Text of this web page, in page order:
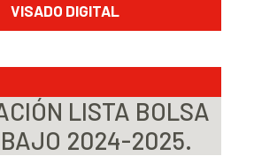
VISADO DIGITAL
LISTA BOLSA
2024-2025.